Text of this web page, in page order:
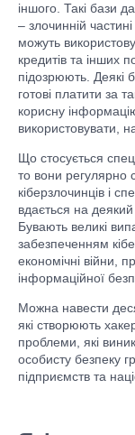
іншого. Такі бази
– злочинній
можуть
кредитів та інших
підозрюють. Деякі
готові платити за
корисну
використовувати,
Що стосується
то вони регулярно
кіберзлочинців і
вдається на
Бувають великі
забезпеченням
економічні війни,
інформаційної
Можна навести
які створюють
проблеми, які
особисту безпеку
підприємств та